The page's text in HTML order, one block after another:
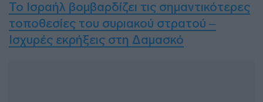
Το Ισραήλ βομβαρδίζει τις σημαντικότερες
τοποθεσίες του συριακού στρατού –
Ισχυρές εκρήξεις στη Δαμασκό